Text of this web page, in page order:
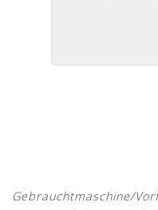
Gebrauchtmaschine/